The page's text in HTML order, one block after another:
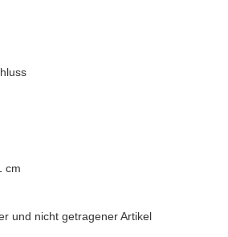
cm
und nicht getragener Artikel